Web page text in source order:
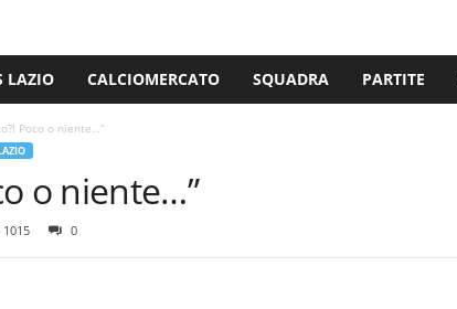
LAZIO CALCIOMERCATO SQUADRA PARTITE
Poco o niente…”
o niente…”
1015 0